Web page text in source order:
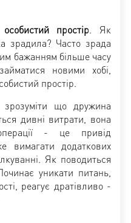
простір. Як
зрадила? Часто зрада
бажанням більше часу
новими хобі,
простір.
що дружина
дивні витрати, вона
- це привід
вимагати додаткових
Як поводиться
уникати питань,
реагує дратівливо -